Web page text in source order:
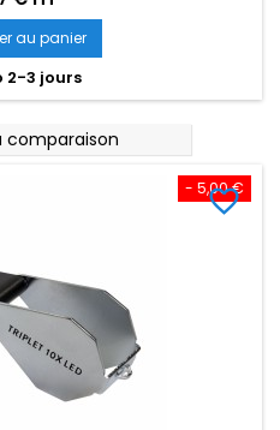
au panier
2-3 jours
comparaison
- 5,00 €
favorite_border